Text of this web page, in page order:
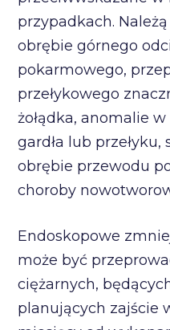
przypadkach.
obrębie górnego
pokarmowego,
przełykowego
żołądka, anomalie
gardła lub
obrębie przewodu
choroby
Endoskopowe
może być
ciężarnych,
planujących zajście